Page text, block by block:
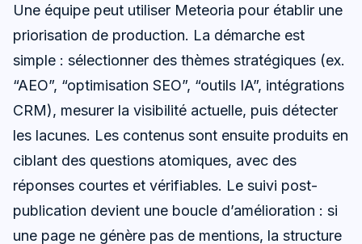
Une équipe peut utiliser Meteoria pour établir une
priorisation de production. La démarche est
simple : sélectionner des thèmes stratégiques (ex.
“AEO”, “optimisation SEO”, “outils IA”, intégrations
CRM), mesurer la visibilité actuelle, puis détecter
les lacunes. Les contenus sont ensuite produits en
ciblant des questions atomiques, avec des
réponses courtes et vérifiables. Le suivi post-
publication devient une boucle d’amélioration : si
une page ne génère pas de mentions, la structure